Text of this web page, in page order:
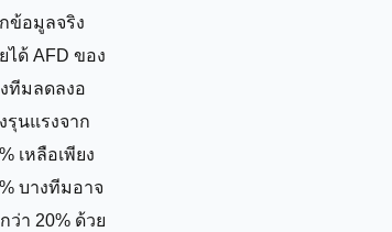
ข้อมูลจริง
ได้ AFD ของ
ทีมลดลงอ
รุนแรงจาก
เหลือเพียง
บางทีมอาจ
ว่า 20% ด้วย